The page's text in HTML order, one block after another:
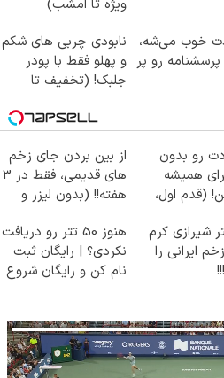
ویژه تا امشب)
خوب می‌شه،
پرسشنامه رو پر
نابودی چربی های شکم
و پهلو فقط با پودر
جلبک! (تخفیف تا
رو بدون
همیشه
(قدم اول،
از بین بردن جای زخم
های قدیمی، فقط در 3
هفته!! (بدون لیزر و
شیرازی کرم
ایرانی را
هنوز 50 تتر رو دریافت
نکردی؟ | رایگان ثبت
نام کن و رایگان شروع